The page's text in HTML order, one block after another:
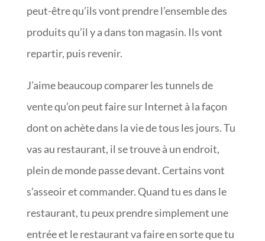
peut-être qu’ils vont prendre l’ensemble des
produits qu’il y a dans ton magasin. Ils vont
repartir, puis revenir.
J’aime beaucoup comparer les tunnels de
vente qu’on peut faire sur Internet à la façon
dont on achète dans la vie de tous les jours. Tu
vas au restaurant, il se trouve à un endroit,
plein de monde passe devant. Certains vont
s’asseoir et commander. Quand tu es dans le
restaurant, tu peux prendre simplement une
entrée et le restaurant va faire en sorte que tu